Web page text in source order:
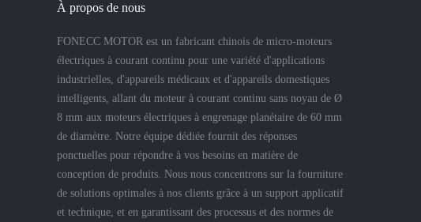
À propos de nous
FONECC MOTOR est un fabricant chinois de micro-moteurs
électriques à courant continu pour une variété d'applications
industrielles, d'appareils médicaux et d'appareils domestiques
intelligents, allant du moteur à courant continu sans noyau de Ø
8 mm aux moteurs électriques à engrenage planétaire de 60 mm
de diamètre. Notre équipe dédiée fournit des réponses
ponctuelles pour répondre à vos besoins en matière de
conception de produits. Nous nous concentrons sur la fourniture
de solutions optimales à nos clients grâce à un support applicatif
et technique, et en garantissant des processus et des normes de